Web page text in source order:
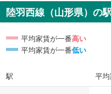
陸羽西線（山形県） の
平均家賃が一番高い
平均家賃が一番低い
駅 平